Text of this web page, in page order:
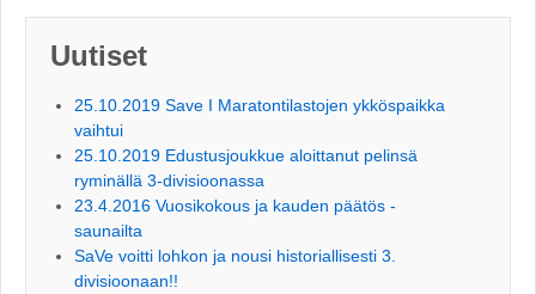
Uutiset
25.10.2019 Save I Maratontilastojen ykköspaikka
vaihtui
25.10.2019 Edustusjoukkue aloittanut pelinsä
ryminällä 3-divisioonassa
23.4.2016 Vuosikokous ja kauden päätös -
saunailta
SaVe voitti lohkon ja nousi historiallisesti 3.
divisioonaan!!